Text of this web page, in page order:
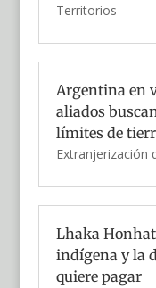
Territorios
Argentina en
aliados
límites de
Extranjerización
Lhaka
indígena y la
quiere pagar